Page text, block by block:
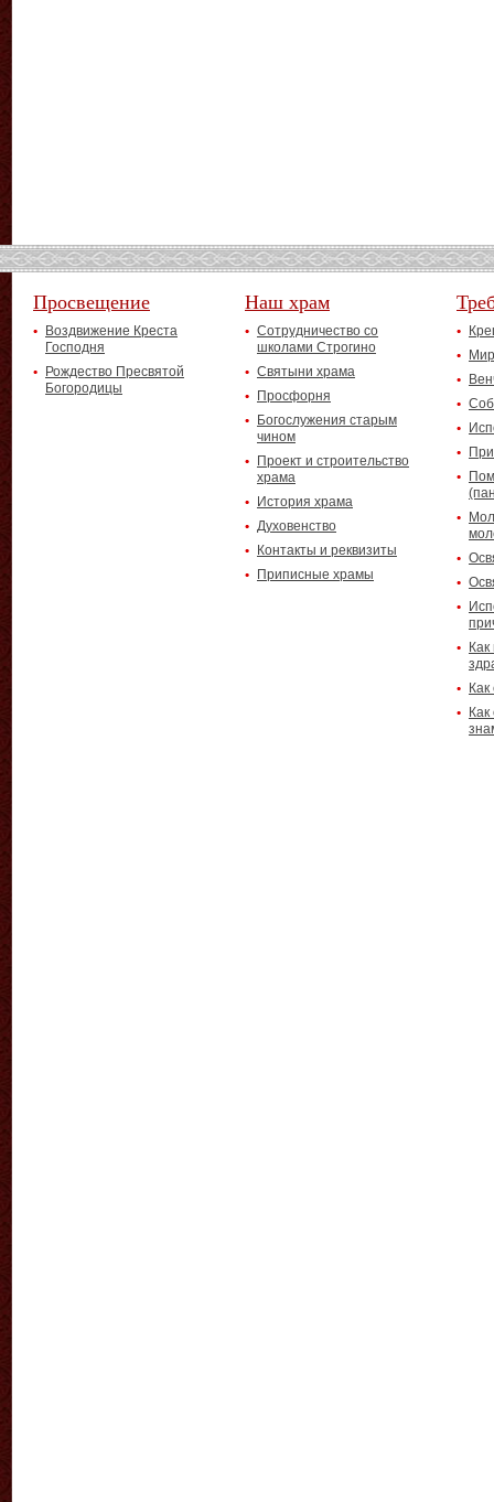
Просвещение
Воздвижение Креста
Господня
Рождество Пресвятой
Богородицы
Наш храм
Сотрудничество со
школами Строгино
Святыни храма
Просфорня
Богослужения старым
чином
Проект и строительство
храма
История храма
Духовенство
Контакты и реквизиты
Приписные храмы
Как